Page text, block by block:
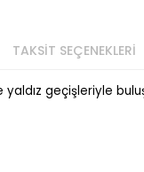
TAKSİT SEÇENEKLERİ
geçişleriyle